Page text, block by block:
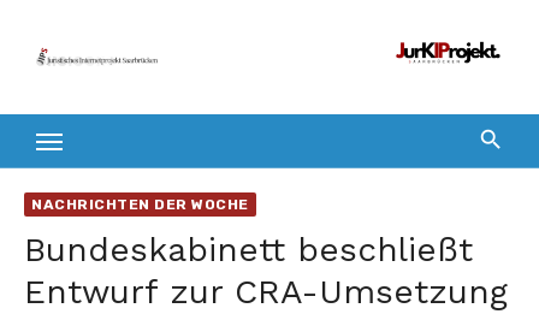
Inhalt
NACHRICHTEN DER WOCHE
Bundeskabinett beschließt
Entwurf zur CRA-Umsetzung